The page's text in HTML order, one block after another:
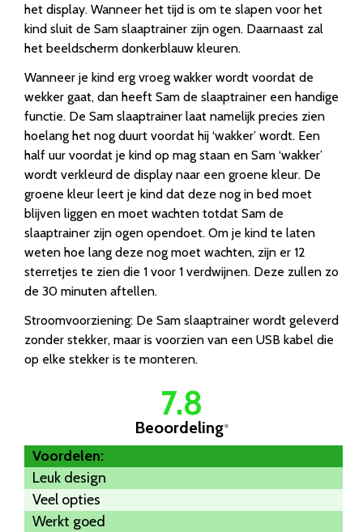
het display. Wanneer het tijd is om te slapen voor het
kind sluit de Sam slaaptrainer zijn ogen. Daarnaast zal
het beeldscherm donkerblauw kleuren.
Wanneer je kind erg vroeg wakker wordt voordat de
wekker gaat, dan heeft Sam de slaaptrainer een handige
functie. De Sam slaaptrainer laat namelijk precies zien
hoelang het nog duurt voordat hij ‘wakker’ wordt. Een
half uur voordat je kind op mag staan en Sam ‘wakker’
wordt verkleurd de display naar een groene kleur. De
groene kleur leert je kind dat deze nog in bed moet
blijven liggen en moet wachten totdat Sam de
slaaptrainer zijn ogen opendoet. Om je kind te laten
weten hoe lang deze nog moet wachten, zijn er 12
sterretjes te zien die 1 voor 1 verdwijnen. Deze zullen zo
de 30 minuten aftellen.
Stroomvoorziening: De Sam slaaptrainer wordt geleverd
zonder stekker, maar is voorzien van een USB kabel die
op elke stekker is te monteren.
7.8
Beoordeling*
Voordelen:
Leuk design
Veel opties
Werkt goed